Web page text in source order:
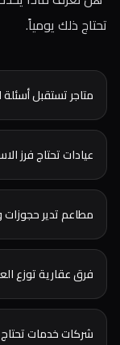
تحتاج ذلك يومياً.
متاجر تستقبل
عيادات تحتاج فرز
مطاعم تدير
فرق عقارية توزع
شركات خدمات تحتاج